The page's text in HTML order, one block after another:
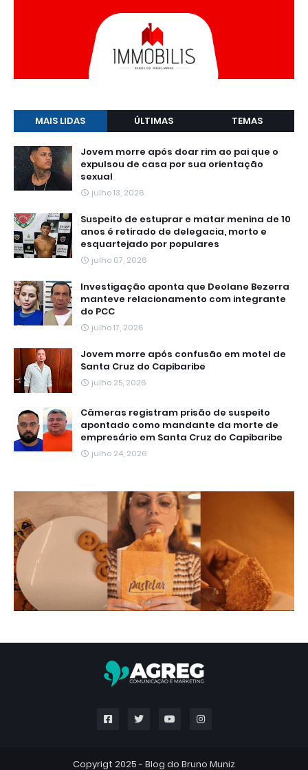
MAIS LIDAS ÚLTIMAS TEMAS
Jovem morre após doar rim ao pai que o
expulsou de casa por sua orientação
sexual
julho 13, 2026
Suspeito de estuprar e matar menina de 10
anos é retirado de delegacia, morto e
esquartejado por populares
julho 07, 2026
Investigação aponta que Deolane Bezerra
manteve relacionamento com integrante
do PCC
julho 17, 2026
Jovem morre após confusão em motel de
Santa Cruz do Capibaribe
julho 25, 2026
Câmeras registram prisão de suspeito
apontado como mandante da morte de
empresário em Santa Cruz do Capibaribe
julho 24, 2026
Copyrigt 2025 - Blog do Bruno Muniz